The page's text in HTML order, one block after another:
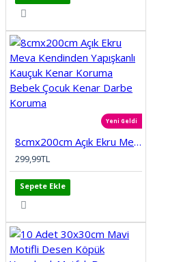
Yeni Geldi
8cmx200cm Açık Ekru Meva Kendinden Yapışkanlı Kauçuk Kenar Koruma Bebek Çocuk Kenar Darbe Koruma
299,99TL
Sepete Ekle